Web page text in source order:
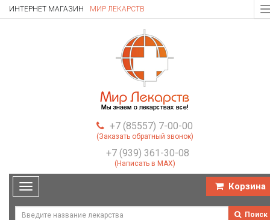
ИНТЕРНЕТ МАГАЗИН МИР ЛЕКАРСТВ
+7 (85557) 7-00-00
(Заказать обратный звонок)
+7 (939) 361-30-08
(Написать в MAX)
Toggle
navigation
Корзина
Поиск